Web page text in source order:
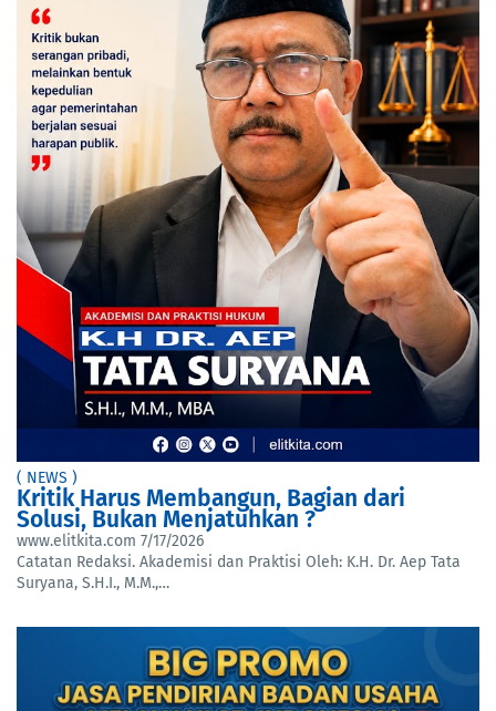
( NEWS )
Kritik Harus Membangun, Bagian dari
Solusi, Bukan Menjatuhkan ?
www.elitkita.com 7/17/2026
Catatan Redaksi. Akademisi dan Praktisi Oleh: K.H. Dr. Aep Tata
Suryana, S.H.I., M.M.,…